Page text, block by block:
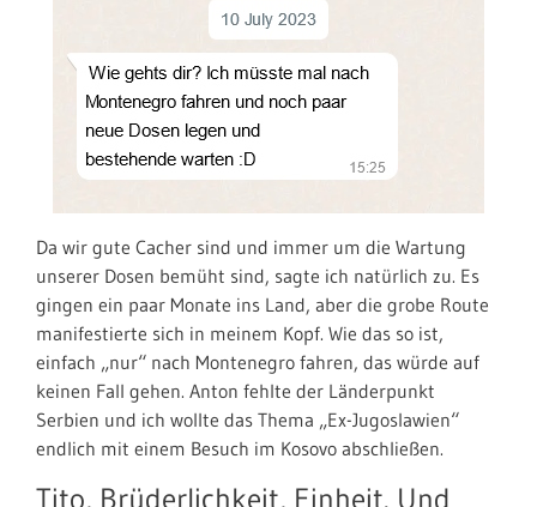
Da wir gute Cacher sind und immer um die Wartung
unserer Dosen bemüht sind, sagte ich natürlich zu. Es
gingen ein paar Monate ins Land, aber die grobe Route
manifestierte sich in meinem Kopf. Wie das so ist,
einfach „nur“ nach Montenegro fahren, das würde auf
keinen Fall gehen. Anton fehlte der Länderpunkt
Serbien und ich wollte das Thema „Ex-Jugoslawien“
endlich mit einem Besuch im Kosovo abschließen.
Tito, Brüderlichkeit, Einheit. Und